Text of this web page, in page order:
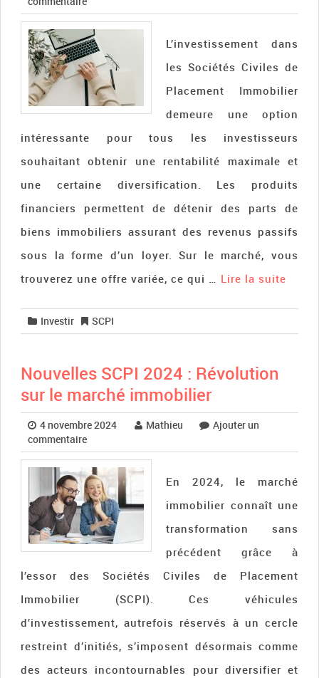
L’investissement dans
les Sociétés Civiles de
Placement Immobilier
demeure une option
intéressante pour tous les investisseurs
souhaitant obtenir une rentabilité maximale et
une certaine diversification. Les produits
financiers permettent de détenir des parts de
biens immobiliers assurant des revenus passifs
sous la forme d’un loyer. Sur le marché, vous
trouverez une offre variée, ce qui … Lire la suite­­
Investir SCPI
Nouvelles SCPI 2024 : Révolution
sur le marché immobilier
4 novembre 2024 Mathieu
Ajouter un
commentaire
En 2024, le marché
immobilier connaît une
transformation sans
précédent grâce à
l’essor des Sociétés Civiles de Placement
Immobilier (SCPI). Ces véhicules
d’investissement, autrefois réservés à un cercle
restreint d’initiés, s’imposent désormais comme
des acteurs incontournables pour diversifier et